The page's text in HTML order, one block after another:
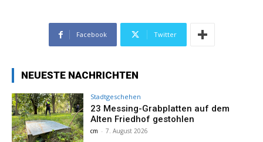
Facebook Twitter
NEUESTE NACHRICHTEN
Stadtgeschehen
23 Messing-Grabplatten auf dem
Alten Friedhof gestohlen
cm - 7. August 2026